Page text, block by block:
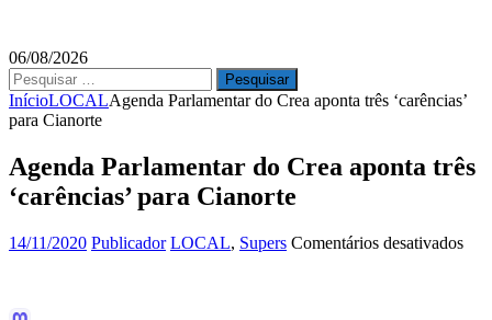
06/08/2026
Pesquisar
por:
InícioLOCALAgenda Parlamentar do Crea aponta três ‘carências’
para Cianorte
Agenda Parlamentar do Crea aponta três
‘carências’ para Cianorte
14/11/2020 Publicador LOCAL, Supers Comentários desativadosem